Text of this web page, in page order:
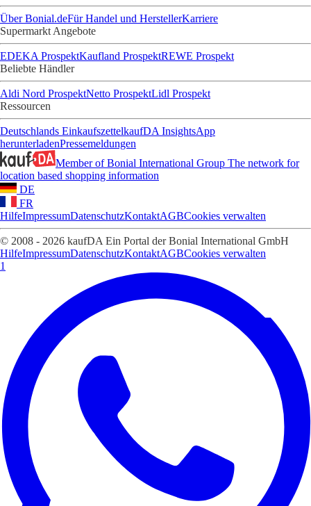
Über Bonial.deFür Handel und HerstellerKarriere
Supermarkt Angebote
EDEKA ProspektKaufland ProspektREWE Prospekt
Beliebte Händler
Aldi Nord ProspektNetto ProspektLidl Prospekt
Ressourcen
Deutschlands EinkaufszettelkaufDA InsightsApp
herunterladenPressemeldungen
Member of Bonial International Group The network for
location based shopping information
DE
FR
HilfeImpressumDatenschutzKontaktAGBCookies verwalten
© 2008 - 2026 kaufDA Ein Portal der Bonial International GmbH
HilfeImpressumDatenschutzKontaktAGBCookies verwalten
1